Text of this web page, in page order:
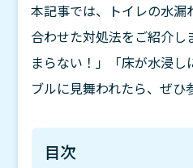
本記事では、トイレの水漏
合わせた対処法をご紹介し
まらない！」「床が水浸
ブルに見舞われたら、ぜひ
目次